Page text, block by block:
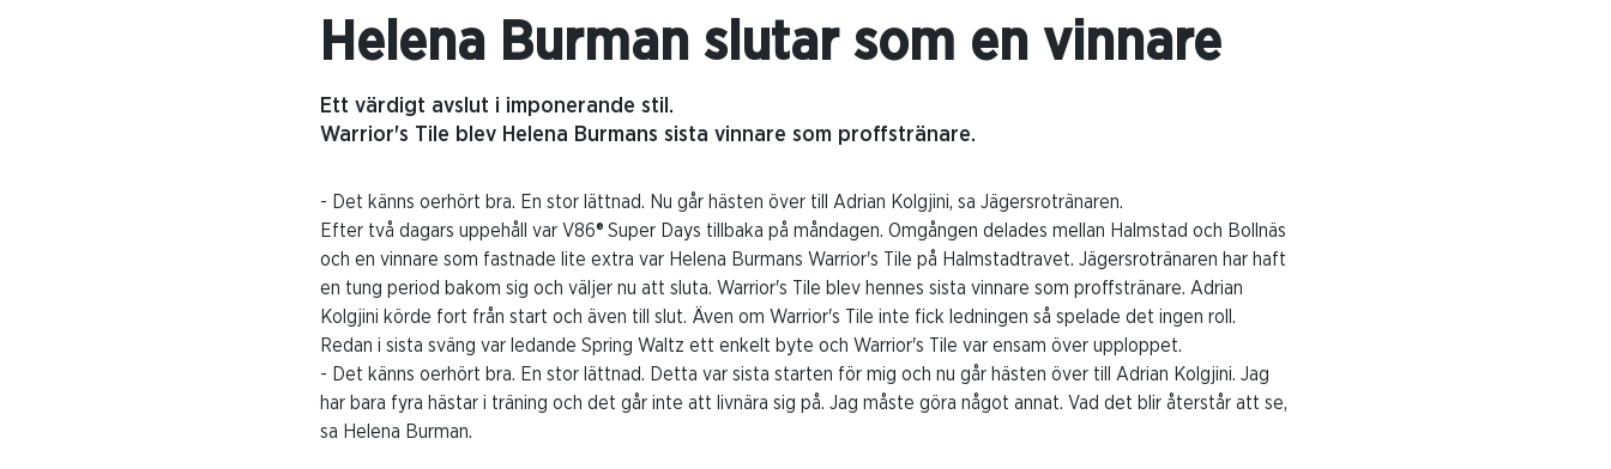
Helena Burman slutar som en vinnare
Ett värdigt avslut i imponerande stil.
Warrior's Tile blev Helena Burmans sista vinnare som proffstränare.
- Det känns oerhört bra. En stor lättnad. Nu går hästen över till Adrian Kolgjini, sa Jägersrotränaren.
Efter två dagars uppehåll var V86® Super Days tillbaka på måndagen. Omgången delades mellan Halmstad och Bollnäs
och en vinnare som fastnade lite extra var Helena Burmans Warrior's Tile på Halmstadtravet. Jägersrotränaren har haft
en tung period bakom sig och väljer nu att sluta. Warrior's Tile blev hennes sista vinnare som proffstränare. Adrian
Kolgjini körde fort från start och även till slut. Även om Warrior's Tile inte fick ledningen så spelade det ingen roll.
Redan i sista sväng var ledande Spring Waltz ett enkelt byte och Warrior's Tile var ensam över upploppet.
- Det känns oerhört bra. En stor lättnad. Detta var sista starten för mig och nu går hästen över till Adrian Kolgjini. Jag
har bara fyra hästar i träning och det går inte att livnära sig på. Jag måste göra något annat. Vad det blir återstår att se,
sa Helena Burman.